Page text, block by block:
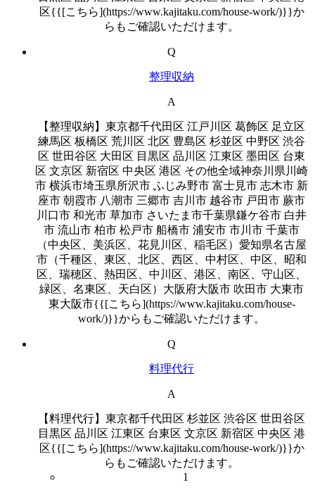
区{{[こちら](https://www.kajitaku.com/house-work/)}}か
らもご確認いただけます。
Q
整理収納
A
【整理収納】東京都千代田区 江戸川区 葛飾区 足立区
練馬区 板橋区 荒川区 北区 豊島区 杉並区 中野区 渋谷
区 世田谷区 大田区 目黒区 品川区 江東区 墨田区 台東
区 文京区 新宿区 中央区 港区 その他全域神奈川県川崎
市 横浜市埼玉県所沢市 ふじみ野市 富士見市 志木市 新
座市 朝霞市 八潮市 三郷市 吉川市 越谷市 戸田市 蕨市
川口市 和光市 草加市 さいたま市千葉県鎌ケ谷市 白井
市 流山市 柏市 松戸市 船橋市 浦安市 市川市 千葉市
（中央区、美浜区、花見川区、稲毛区）愛知県名古屋
市（千種区、東区、北区、西区、中村区、中区、昭和
区、瑞穂区、熱田区、中川区、港区、南区、守山区、
緑区、名東区、天白区）大阪府大阪市 吹田市 大東市
東大阪市{{[こちら](https://www.kajitaku.com/house-
work/)}}からもご確認いただけます。
Q
料理代行
A
【料理代行】東京都千代田区 杉並区 渋谷区 世田谷区
目黒区 品川区 江東区 台東区 文京区 新宿区 中央区 港
区{{[こちら](https://www.kajitaku.com/house-work/)}}か
らもご確認いただけます。
1